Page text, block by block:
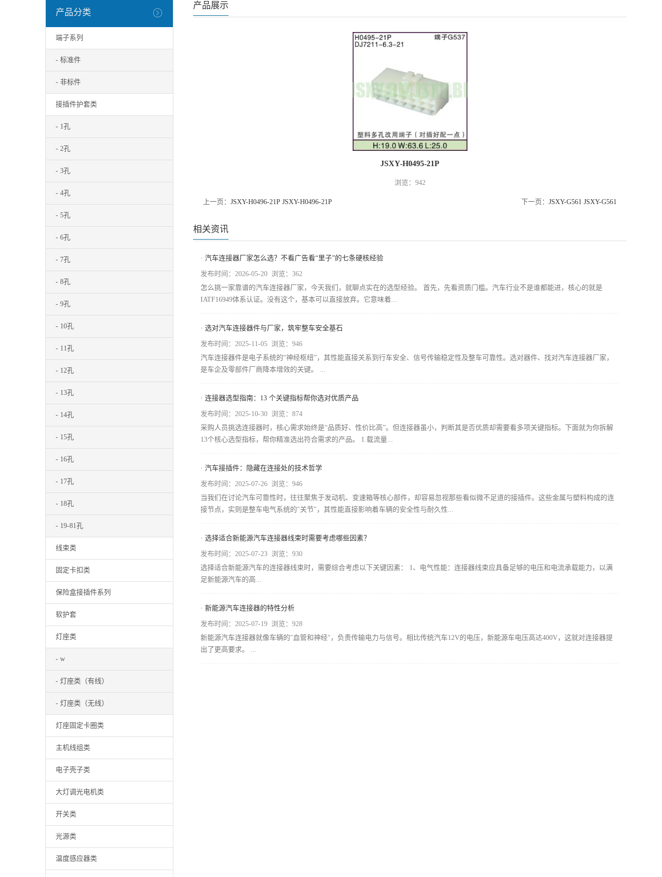
产品分类
端子系列
- 标准件
- 非标件
接插件护套类
- 1孔
- 2孔
- 3孔
- 4孔
- 5孔
- 6孔
- 7孔
- 8孔
- 9孔
- 10孔
- 11孔
- 12孔
- 13孔
- 14孔
- 15孔
- 16孔
- 17孔
- 18孔
- 19-81孔
线束类
固定卡扣类
保险盒接插件系列
软护套
灯座类
- w
- 灯座类（有线）
- 灯座类（无线）
灯座固定卡圈类
主机线组类
电子壳子类
大灯调光电机类
开关类
光源类
温度感应器类
产品展示
JSXY-H0495-21P
浏览：942
上一页： JSXY-H0496-21P JSXY-H0496-21P 下一页： JSXY-G561 JSXY-G561
相关资讯
· 汽车连接器厂家怎么选？不看广告看“里子”的七条硬核经验
发布时间：2026-05-20 浏览：362
怎么挑一家靠谱的汽车连接器厂家，今天我们，就聊点实在的选型经验。 首先，先看资质门槛。汽车行业不是谁都能进，核心的就是
IATF16949体系认证。没有这个，基本可以直接放弃。它意味着...
· 选对汽车连接器件与厂家，筑牢整车安全基石
发布时间：2025-11-05 浏览：946
汽车连接器件是电子系统的“神经枢纽”，其性能直接关系到行车安全、信号传输稳定性及整车可靠性。选对器件、找对汽车连接器厂家，
是车企及零部件厂商降本增效的关键。 ...
· 连接器选型指南：13 个关键指标帮你选对优质产品
发布时间：2025-10-30 浏览：874
采购人员挑选连接器时，核心需求始终是“品质好、性价比高”。但连接器虽小，判断其是否优质却需要看多项关键指标。下面就为你拆解
13个核心选型指标，帮你精准选出符合需求的产品。 1.载流量...
· 汽车接插件：隐藏在连接处的技术哲学
发布时间：2025-07-26 浏览：946
当我们在讨论汽车可靠性时，往往聚焦于发动机、变速箱等核心部件，却容易忽视那些看似微不足道的接插件。这些金属与塑料构成的连
接节点，实则是整车电气系统的"关节"，其性能直接影响着车辆的安全性与耐久性...
· 选择适合新能源汽车连接器线束时需要考虑哪些因素？
发布时间：2025-07-23 浏览：930
选择适合新能源汽车的连接器线束时，需要综合考虑以下关键因素： 1、电气性能‌：连接器线束应具备足够的电压和电流承载能力，以满
足新能源汽车的高...
· 新能源汽车连接器的特性分析
发布时间：2025-07-19 浏览：928
新能源汽车连接器就像车辆的"血管和神经"，负责传输电力与信号。相比传统汽车12V的电压，新能源车电压高达400V，这就对连接器提
出了更高要求。 ...